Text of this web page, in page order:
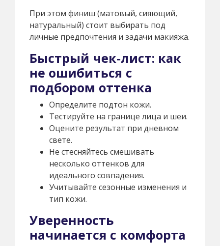
При этом финиш (матовый, сияющий,
натуральный) стоит выбирать под
личные предпочтения и задачи макияжа.
Быстрый чек-лист: как
не ошибиться с
подбором оттенка
Определите подтон кожи.
Тестируйте на границе лица и шеи.
Оцените результат при дневном
свете.
Не стесняйтесь смешивать
несколько оттенков для
идеального совпадения.
Учитывайте сезонные изменения и
тип кожи.
Уверенность
начинается с комфорта